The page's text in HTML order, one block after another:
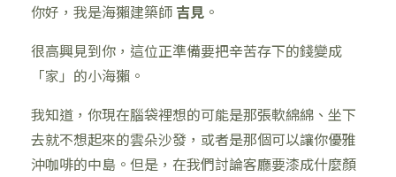
你好，我是海獺建築師 吉見 。
很高興見到你，這位正準備要把辛苦存下的錢變成
「家」的小海獺。
我知道，你現在腦袋裡想的可能是那張軟綿綿、坐下
去就不想起來的雲朵沙發，或者是那個可以讓你優雅
沖咖啡的中島。但是，在我們討論客廳要漆成什麼顏